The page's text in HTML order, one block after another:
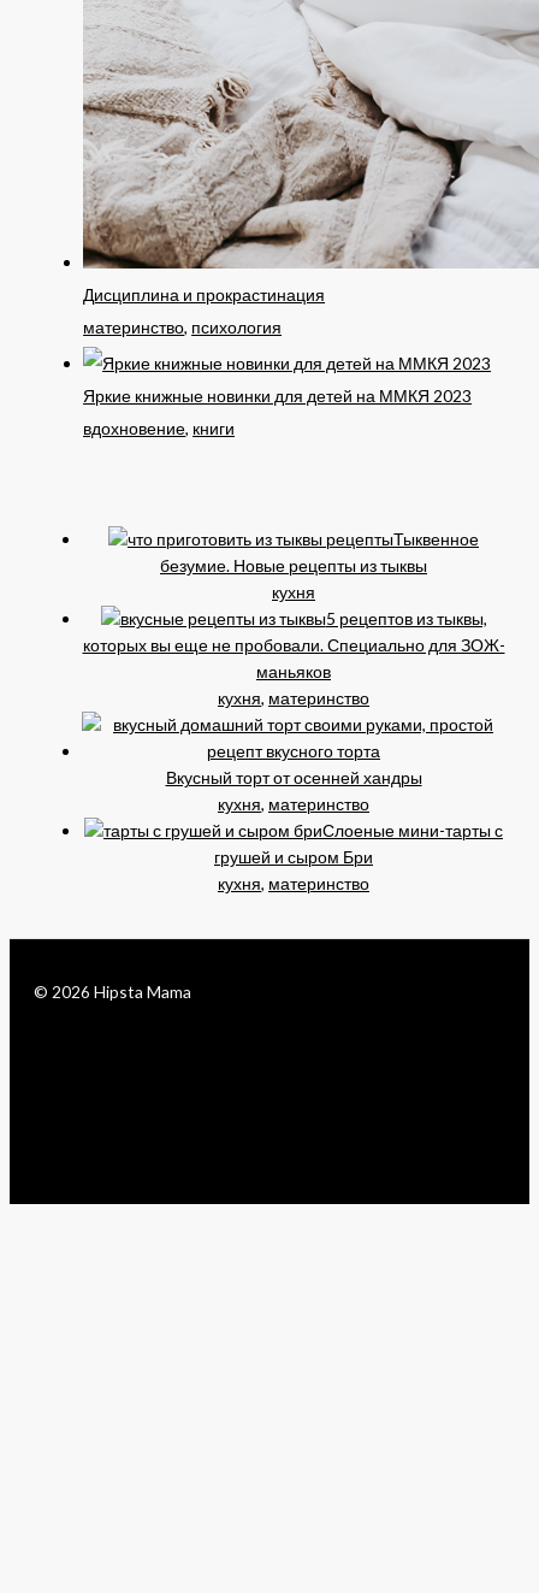
Дисциплина и прокрастинация
материнство, психология
Яркие книжные новинки для детей на ММКЯ 2023
вдохновение, книги
Тыквенное
безумие. Новые рецепты из тыквы
кухня
5 рецептов из тыквы,
которых вы еще не пробовали. Специально для ЗОЖ-
маньяков
кухня, материнство
Вкусный торт от осенней хандры
кухня, материнство
Слоеные мини-тарты с
грушей и сыром Бри
кухня, материнство
© 2026 Hipsta Mama